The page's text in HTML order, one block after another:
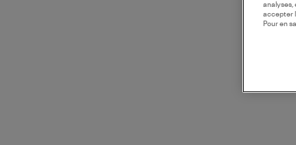
analyses,
accepter
Pour en